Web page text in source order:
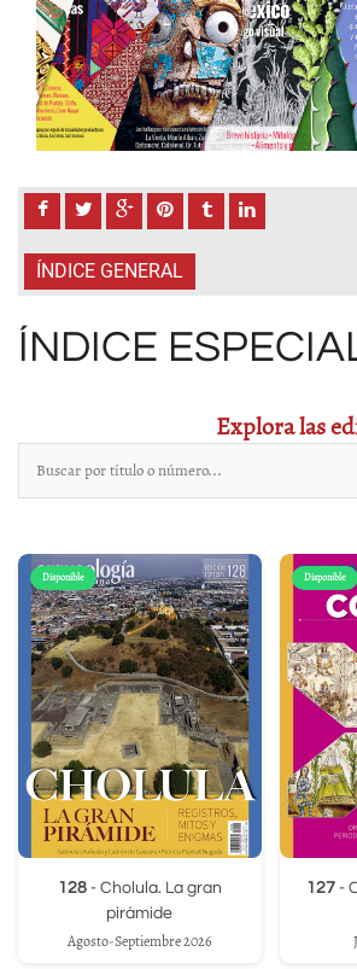
ÍNDICE GENERAL
ÍNDICE
Explora las
Disponible
128- Cholula. La gran
pirámide
Agosto-Septiembre 2026
Disponible
127-